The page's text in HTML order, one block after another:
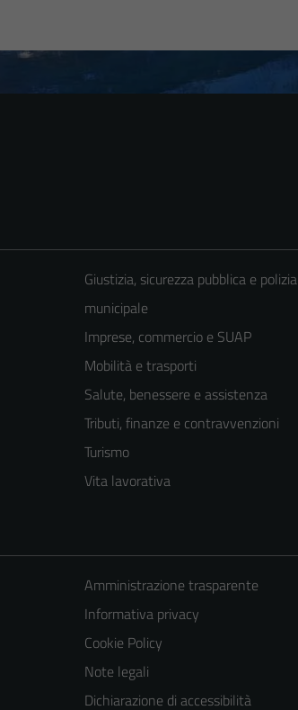
Giustizia, sicurezza pubblica e polizia
municipale
Imprese, commercio e SUAP
Mobilità e trasporti
Salute, benessere e assistenza
Tributi, finanze e contravvenzioni
Turismo
Vita lavorativa
Amministrazione trasparente
Informativa privacy
Cookie Policy
Note legali
Dichiarazione di accessibilità